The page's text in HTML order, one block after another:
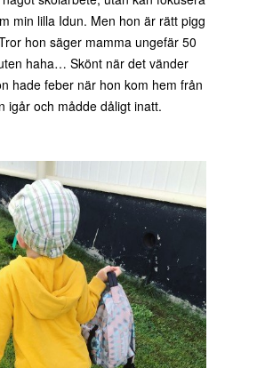
min lilla Idun. Men hon är rätt pigg
hon säger mamma ungefär 50
haha… Skönt när det vänder
hade feber när hon kom hem från
igår och mådde dåligt inatt.